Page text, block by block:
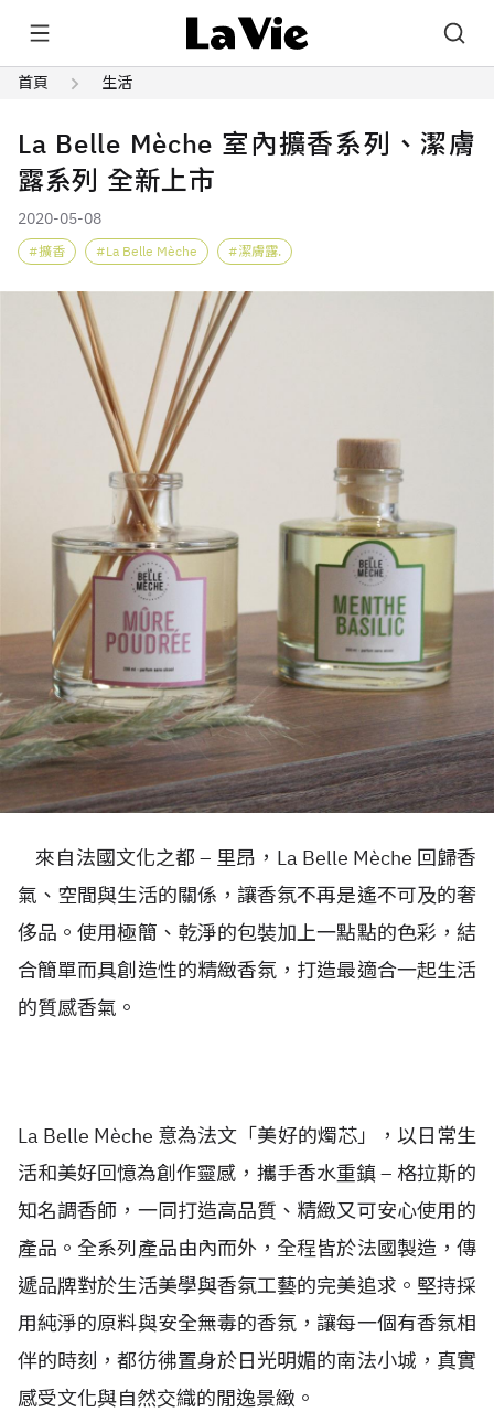
首頁 生活
La Belle Mèche 室內擴香系列、潔膚
露系列 全新上市
2020-05-08
擴香 La Belle Mèche 潔膚露.
來自法國文化之都 – 里昂，La Belle Mèche 回歸香
氣、空間與生活的關係，讓香氛不再是遙不可及的奢
侈品。使用極簡、乾淨的包裝加上一點點的色彩，結
合簡單而具創造性的精緻香氛，打造最適合一起生活
的質感香氣。
La Belle Mèche 意為法文「美好的燭芯」，以日常生
活和美好回憶為創作靈感，攜手香水重鎮 – 格拉斯的
知名調香師，一同打造高品質、精緻又可安心使用的
產品。全系列產品由內而外，全程皆於法國製造，傳
遞品牌對於生活美學與香氛工藝的完美追求。堅持採
用純淨的原料與安全無毒的香氛，讓每一個有香氛相
伴的時刻，都彷彿置身於日光明媚的南法小城，真實
感受文化與自然交織的閒逸景緻。